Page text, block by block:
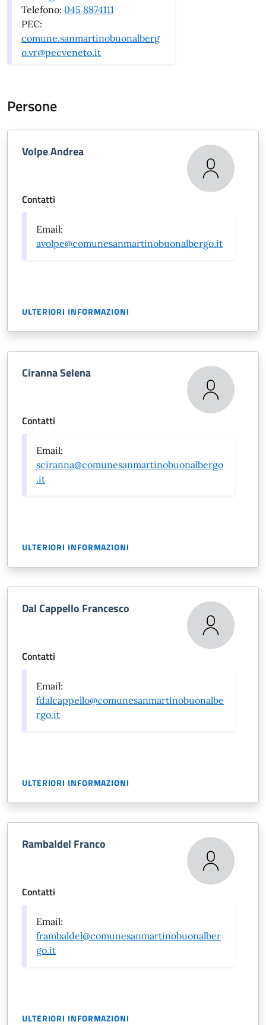
Telefono: 045 8874111
PEC:
comune.sanmartinobuonalberg
o.vr@pecveneto.it
Persone
Volpe Andrea
Contatti
Email:
avolpe@comunesanmartinobuonalbergo.it
ULTERIORI INFORMAZIONI
Ciranna Selena
Contatti
Email:
sciranna@comunesanmartinobuonalbergo
.it
ULTERIORI INFORMAZIONI
Dal Cappello Francesco
Contatti
Email:
fdalcappello@comunesanmartinobuonalbe
rgo.it
ULTERIORI INFORMAZIONI
Rambaldel Franco
Contatti
Email:
frambaldel@comunesanmartinobuonalber
go.it
ULTERIORI INFORMAZIONI